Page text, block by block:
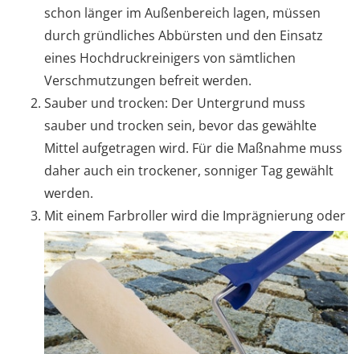
schon länger im Außenbereich lagen, müssen
durch gründliches Abbürsten und den Einsatz
eines Hochdruckreinigers von sämtlichen
Verschmutzungen befreit werden.
Sauber und trocken: Der Untergrund muss
sauber und trocken sein, bevor das gewählte
Mittel aufgetragen wird. Für die Maßnahme muss
daher auch ein trockener, sonniger Tag gewählt
werden.
Mit einem Farbroller wird die Imprägnierung oder